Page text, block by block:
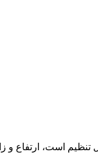
است، ارتفاع و